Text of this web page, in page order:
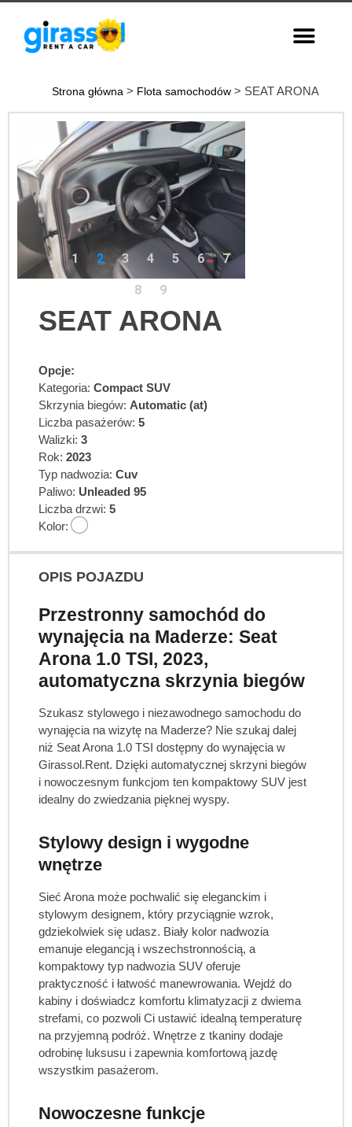
Strona główna > Flota samochodów> SEAT ARONA
1 2 3 4 5 6 7
8 9
SEAT ARONA
Opcje:
Kategoria: Compact SUV
Skrzynia biegów: Automatic (at)
Liczba pasażerów: 5
Walizki: 3
Rok: 2023
Typ nadwozia: Cuv
Paliwo: Unleaded 95
Liczba drzwi: 5
Kolor:
OPIS POJAZDU
Przestronny samochód do
wynajęcia na Maderze: Seat
Arona 1.0 TSI, 2023,
automatyczna skrzynia biegów
Szukasz stylowego i niezawodnego samochodu do
wynajęcia na wizytę na Maderze? Nie szukaj dalej
niż Seat Arona 1.0 TSI dostępny do wynajęcia w
Girassol.Rent. Dzięki automatycznej skrzyni biegów
i nowoczesnym funkcjom ten kompaktowy SUV jest
idealny do zwiedzania pięknej wyspy.
Stylowy design i wygodne
wnętrze
Sieć Arona może pochwalić się eleganckim i
stylowym designem, który przyciągnie wzrok,
gdziekolwiek się udasz. Biały kolor nadwozia
emanuje elegancją i wszechstronnością, a
kompaktowy typ nadwozia SUV oferuje
praktyczność i łatwość manewrowania. Wejdź do
kabiny i doświadcz komfortu klimatyzacji z dwiema
strefami, co pozwoli Ci ustawić idealną temperaturę
na przyjemną podróż. Wnętrze z tkaniny dodaje
odrobinę luksusu i zapewnia komfortową jazdę
wszystkim pasażerom.
Nowoczesne funkcje